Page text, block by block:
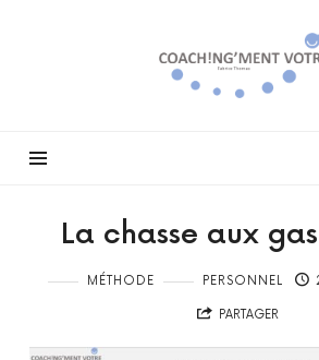
Coach!ng'ment
vôtre
La chasse aux
MÉTHODE PERSONNEL
PARTAGER